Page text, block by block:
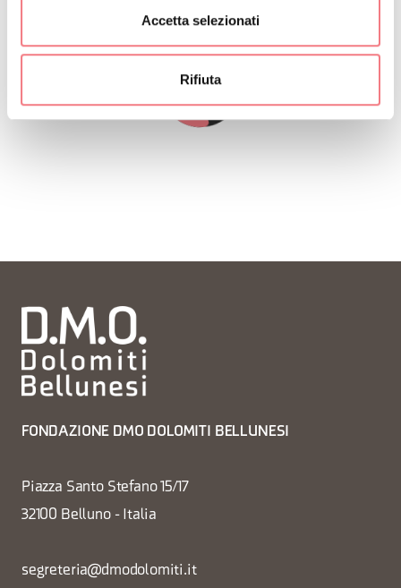
Accetta selezionati
Rifiuta
FONDAZIONE DMO DOLOMITI BELLUNESI
Piazza Santo Stefano 15/17
32100 Belluno - Italia
segreteria@dmodolomiti.it